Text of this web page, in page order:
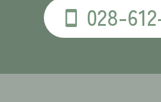
028-